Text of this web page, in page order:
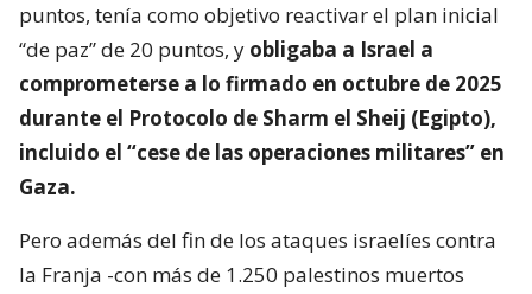
puntos, tenía como objetivo reactivar el plan inicial
“de paz” de 20 puntos, y obligaba a Israel a
comprometerse a lo firmado en octubre de 2025
durante el Protocolo de Sharm el Sheij (Egipto),
incluido el “cese de las operaciones militares” en
Gaza.
Pero además del fin de los ataques israelíes contra
la Franja -con más de 1.250 palestinos muertos